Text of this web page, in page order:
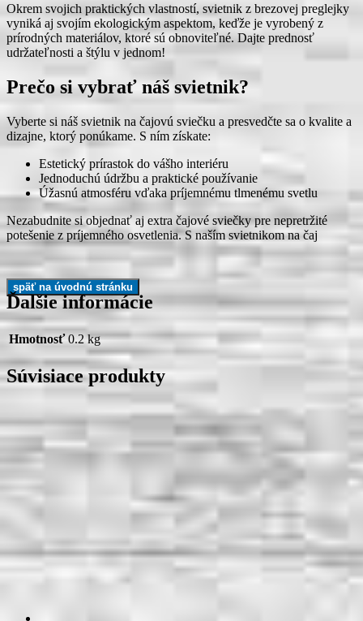
Okrem svojich praktických vlastností, svietnik z brezovej preglejky
vyniká aj svojím ekologickým aspektom, keďže je vyrobený z
prírodných materiálov, ktoré sú obnoviteľné. Dajte prednosť
udržateľnosti a štýlu v jednom!
Prečo si vybrať náš svietnik?
Vyberte si náš svietnik na čajovú sviečku a presvedčte sa o kvalite a
dizajne, ktorý ponúkame. S ním získate:
Estetický prírastok do vášho interiéru
Jednoduchú údržbu a praktické používanie
Úžasnú atmosféru vďaka príjemnému tlmenému svetlu
Nezabudnite si objednať aj extra čajové sviečky pre nepretržité
potešenie z príjemného osvetlenia. S naším svietnikom na čaj
Ďalšie informácie
Hmotnosť 0.2 kg
Súvisiace produkty